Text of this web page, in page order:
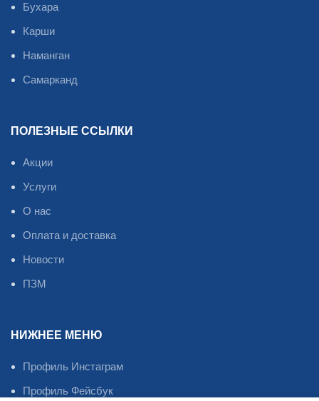
Бухара
Карши
Наманган
Самарканд
ПОЛЕЗНЫЕ ССЫЛКИ
Акции
Услуги
О нас
Оплата и доставка
Новости
ПЗМ
НИЖНЕЕ МЕНЮ
Профиль Инстаграм
Профиль Фейсбук